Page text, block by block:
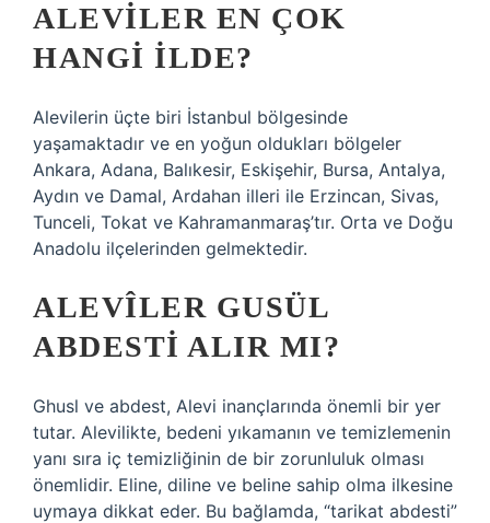
ALEVILER EN ÇOK
HANGI ILDE?
Alevilerin üçte biri İstanbul bölgesinde
yaşamaktadır ve en yoğun oldukları bölgeler
Ankara, Adana, Balıkesir, Eskişehir, Bursa, Antalya,
Aydın ve Damal, Ardahan illeri ile Erzincan, Sivas,
Tunceli, Tokat ve Kahramanmaraş’tır. Orta ve Doğu
Anadolu ilçelerinden gelmektedir.
ALEVÎLER GUSÜL
ABDESTI ALIR MI?
Ghusl ve abdest, Alevi inançlarında önemli bir yer
tutar. Alevilikte, bedeni yıkamanın ve temizlemenin
yanı sıra iç temizliğinin de bir zorunluluk olması
önemlidir. Eline, diline ve beline sahip olma ilkesine
uymaya dikkat eder. Bu bağlamda, “tarikat abdesti”